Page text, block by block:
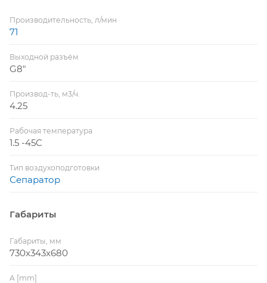
Производительность, л/мин
71
Выходной разъём
G8"
Производ-ть, м3/ч.
4.25
Рабочая температура
1.5 -45C
Тип воздухоподготовки
Сепаратор
Габариты
Габариты, мм
730x343x680
A [mm]